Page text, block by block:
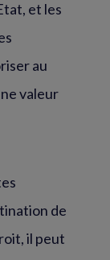
et les
au
valeur
de
il peut